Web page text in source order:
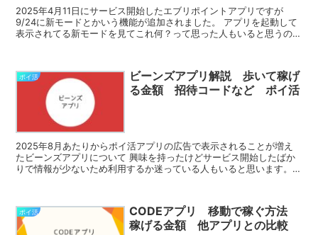
2025年4月11日にサービス開始したエブリポイントアプリですが
9/24に新モードとかいう機能が追加されました。 アプリを起動して
表示されてる新モードを見てこれ何？って思った人もいると思うので
ポイ活
ビーンズアプリ解説 歩いて稼げ
る金額 招待コードなど ポイ活
2025年8月あたりからポイ活アプリの広告で表示されることが増え
たビーンズアプリについて 興味を持ったけどサービス開始したばか
りで情報が少ないため利用するか迷っている人もいると思います。
ポイ活
CODEアプリ 移動で稼ぐ方法
稼げる金額 他アプリとの比較